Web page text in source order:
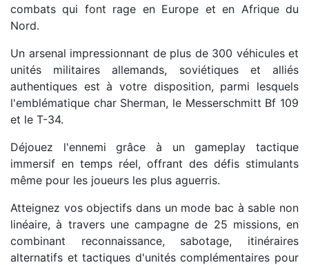
combats qui font rage en Europe et en Afrique du
Nord.
Un arsenal impressionnant de plus de 300 véhicules et
unités militaires allemands, soviétiques et alliés
authentiques est à votre disposition, parmi lesquels
l'emblématique char Sherman, le Messerschmitt Bf 109
et le T-34.
Déjouez l'ennemi grâce à un gameplay tactique
immersif en temps réel, offrant des défis stimulants
même pour les joueurs les plus aguerris.
Atteignez vos objectifs dans un mode bac à sable non
linéaire, à travers une campagne de 25 missions, en
combinant reconnaissance, sabotage, itinéraires
alternatifs et tactiques d'unités complémentaires pour